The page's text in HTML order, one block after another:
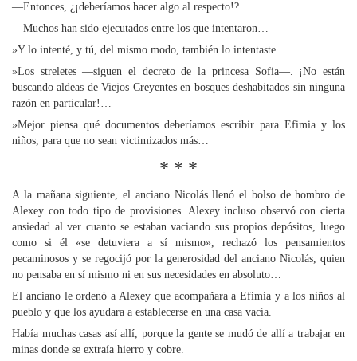
—Entonces, ¿¡deberíamos hacer algo al respecto!?
—Muchos han sido ejecutados entre los que intentaron…
»Y lo intenté, y tú, del mismo modo, también lo intentaste…
»Los streletes —siguen el decreto de la princesa Sofia—. ¡No están
buscando aldeas de Viejos Creyentes en bosques deshabitados sin ninguna
razón en particular!…
»Mejor piensa qué documentos deberíamos escribir para Efimia y los
niños, para que no sean victimizados más…
* * *
A la mañana siguiente, el anciano Nicolás llenó el bolso de hombro de
Alexey con todo tipo de provisiones. Alexey incluso observó con cierta
ansiedad al ver cuanto se estaban vaciando sus propios depósitos, luego
como si él «se detuviera a sí mismo», rechazó los pensamientos
pecaminosos y se regocijó por la generosidad del anciano Nicolás, quien
no pensaba en sí mismo ni en sus necesidades en absoluto…
El anciano le ordenó a Alexey que acompañara a Efimia y a los niños al
pueblo y que los ayudara a establecerse en una casa vacía.
Había muchas casas así allí, porque la gente se mudó de allí a trabajar en
minas donde se extraía hierro y cobre.